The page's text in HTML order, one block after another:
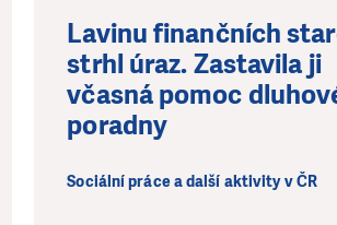
Lavinu finančních
strhl úraz. Zastavila ji
včasná pomoc
poradny
Sociální práce a další aktivity v ČR